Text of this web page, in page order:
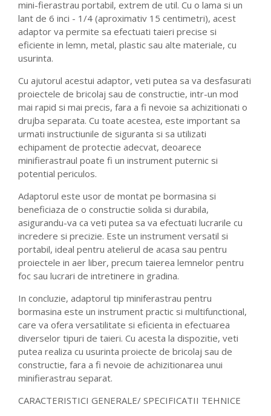
mini-fierastrau portabil, extrem de util. Cu o lama si un
lant de 6 inci - 1/4 (aproximativ 15 centimetri), acest
adaptor va permite sa efectuati taieri precise si
eficiente in lemn, metal, plastic sau alte materiale, cu
usurinta.
Cu ajutorul acestui adaptor, veti putea sa va desfasurati
proiectele de bricolaj sau de constructie, intr-un mod
mai rapid si mai precis, fara a fi nevoie sa achizitionati o
drujba separata. Cu toate acestea, este important sa
urmati instructiunile de siguranta si sa utilizati
echipament de protectie adecvat, deoarece
minifierastraul poate fi un instrument puternic si
potential periculos.
Adaptorul este usor de montat pe bormasina si
beneficiaza de o constructie solida si durabila,
asigurandu-va ca veti putea sa va efectuati lucrarile cu
incredere si precizie. Este un instrument versatil si
portabil, ideal pentru atelierul de acasa sau pentru
proiectele in aer liber, precum taierea lemnelor pentru
foc sau lucrari de intretinere in gradina.
In concluzie, adaptorul tip miniferastrau pentru
bormasina este un instrument practic si multifunctional,
care va ofera versatilitate si eficienta in efectuarea
diverselor tipuri de taieri. Cu acesta la dispozitie, veti
putea realiza cu usurinta proiecte de bricolaj sau de
constructie, fara a fi nevoie de achizitionarea unui
minifierastrau separat.
CARACTERISTICI GENERALE/ SPECIFICATII TEHNICE